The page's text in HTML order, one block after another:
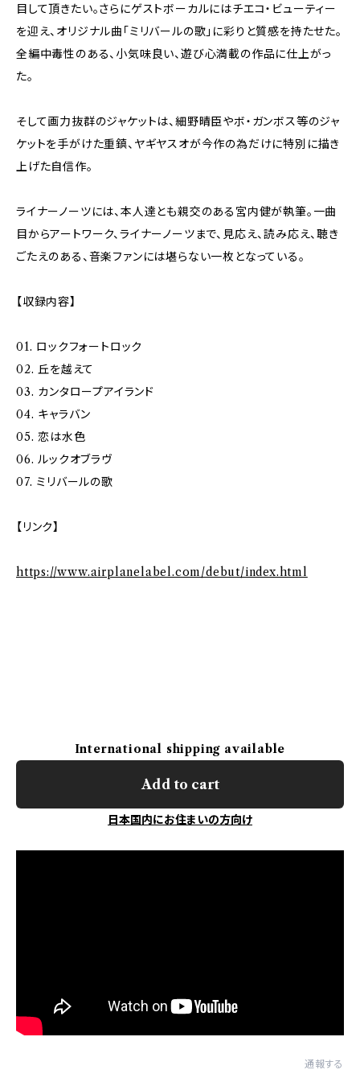
目して頂きたい。さらにゲストボーカルにはチエコ・ビューティー
を迎え、オリジナル曲「ミリバールの歌」に彩りと質感を持たせた。
全編中毒性のある、小気味良い、遊び心満載の作品に仕上がっ
た。
そして画力抜群のジャケットは、細野晴臣やボ・ガンボス等のジャ
ケットを手がけた重鎮、ヤギヤスオが今作の為だけに特別に描き
上げた自信作。
ライナーノーツには、本人達とも親交のある宮内健が執筆。一曲
目からアートワーク、ライナーノーツまで、見応え、読み応え、聴き
ごたえのある、音楽ファンには堪らない一枚となっている。
【収録内容】
01. ロックフォートロック
02. 丘を越えて
03. カンタロープアイランド
04. キャラバン
05. 恋は水色
06. ルックオブラヴ
07. ミリバールの歌
【リンク】
https://www.airplanelabel.com/debut/index.html
International shipping available
Add to cart
日本国内にお住まいの方向け
通報する